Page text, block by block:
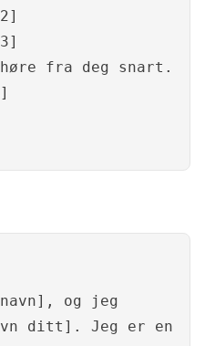
fra deg snart.
og jeg
ditt]. Jeg er en